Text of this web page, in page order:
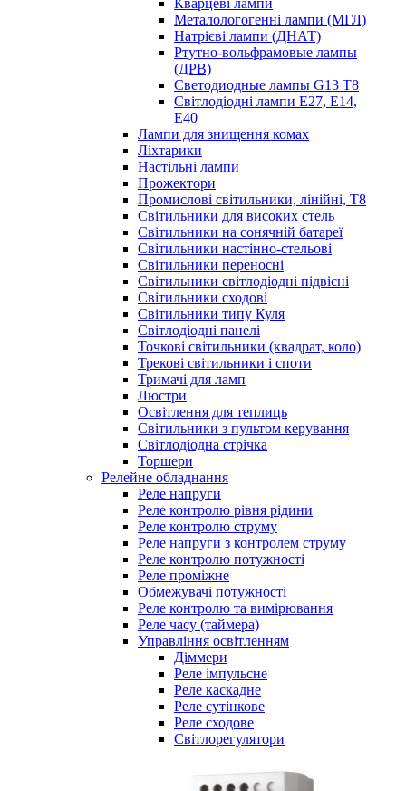
Металологогенні лампи (МГЛ)
Натрієві лампи (ДНАТ)
Ртутно-вольфрамовые лампы
(ДРВ)
Светодиодные лампы G13 Т8
Світлодіодні лампи E27, E14,
E40
Лампи для знищення комах
Ліхтарики
Настільні лампи
Прожектори
Промислові світильники, лінійні, Т8
Світильники для високих стель
Світильники на сонячній батареї
Світильники настінно-стельові
Світильники переносні
Світильники світлодіодні підвісні
Світильники сходові
Світильники типу Куля
Світлодіодні панелі
Точкові світильники (квадрат, коло)
Трекові світильники і споти
Тримачі для ламп
Люстри
Освітлення для теплиць
Світильники з пультом керування
Світлодіодна стрічка
Торшери
Релейне обладнання
Реле напруги
Реле контролю рівня рідини
Реле контролю струму
Реле напруги з контролем струму
Реле контролю потужності
Реле проміжне
Обмежувачі потужності
Реле контролю та вимірювання
Реле часу (таймера)
Управління освітленням
Діммери
Реле імпульсне
Реле каскадне
Реле сутінкове
Реле сходове
Світлорегулятори